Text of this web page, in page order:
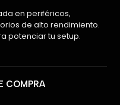
en periféricos,
de alto rendimiento.
potenciar tu setup.
COMPRA